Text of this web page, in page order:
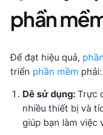
phần
Để đạt hiệu quả,
triển phần mềm phải:
Dễ sử dụng: Trực
nhiều thiết bị và
giúp bạn làm việc